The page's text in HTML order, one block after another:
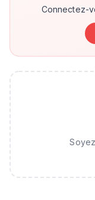
Connectez-